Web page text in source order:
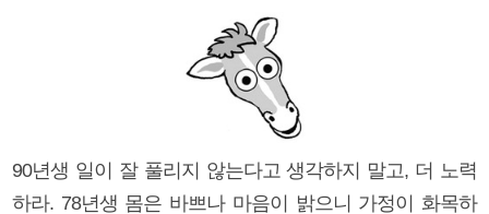
90년생 일이 잘 풀리지 않는다고 생각하지 말고, 더 노력
하라. 78년생 몸은 바쁘나 마음이 밝으니 가정이 화목하